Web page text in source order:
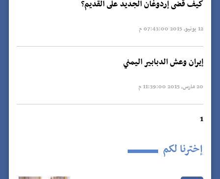
كيف قضى إردوغان الجديد على القديم؟
12 يونيو, 2015 07:43:00 م
إيران وعش الدبابير اليمني
20 مارس, 2015 11:39:00 م
1
إخترنا لكم